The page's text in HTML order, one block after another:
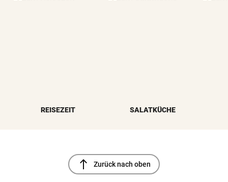
REISEZEIT SALATKÜCHE
north Zurück nach oben